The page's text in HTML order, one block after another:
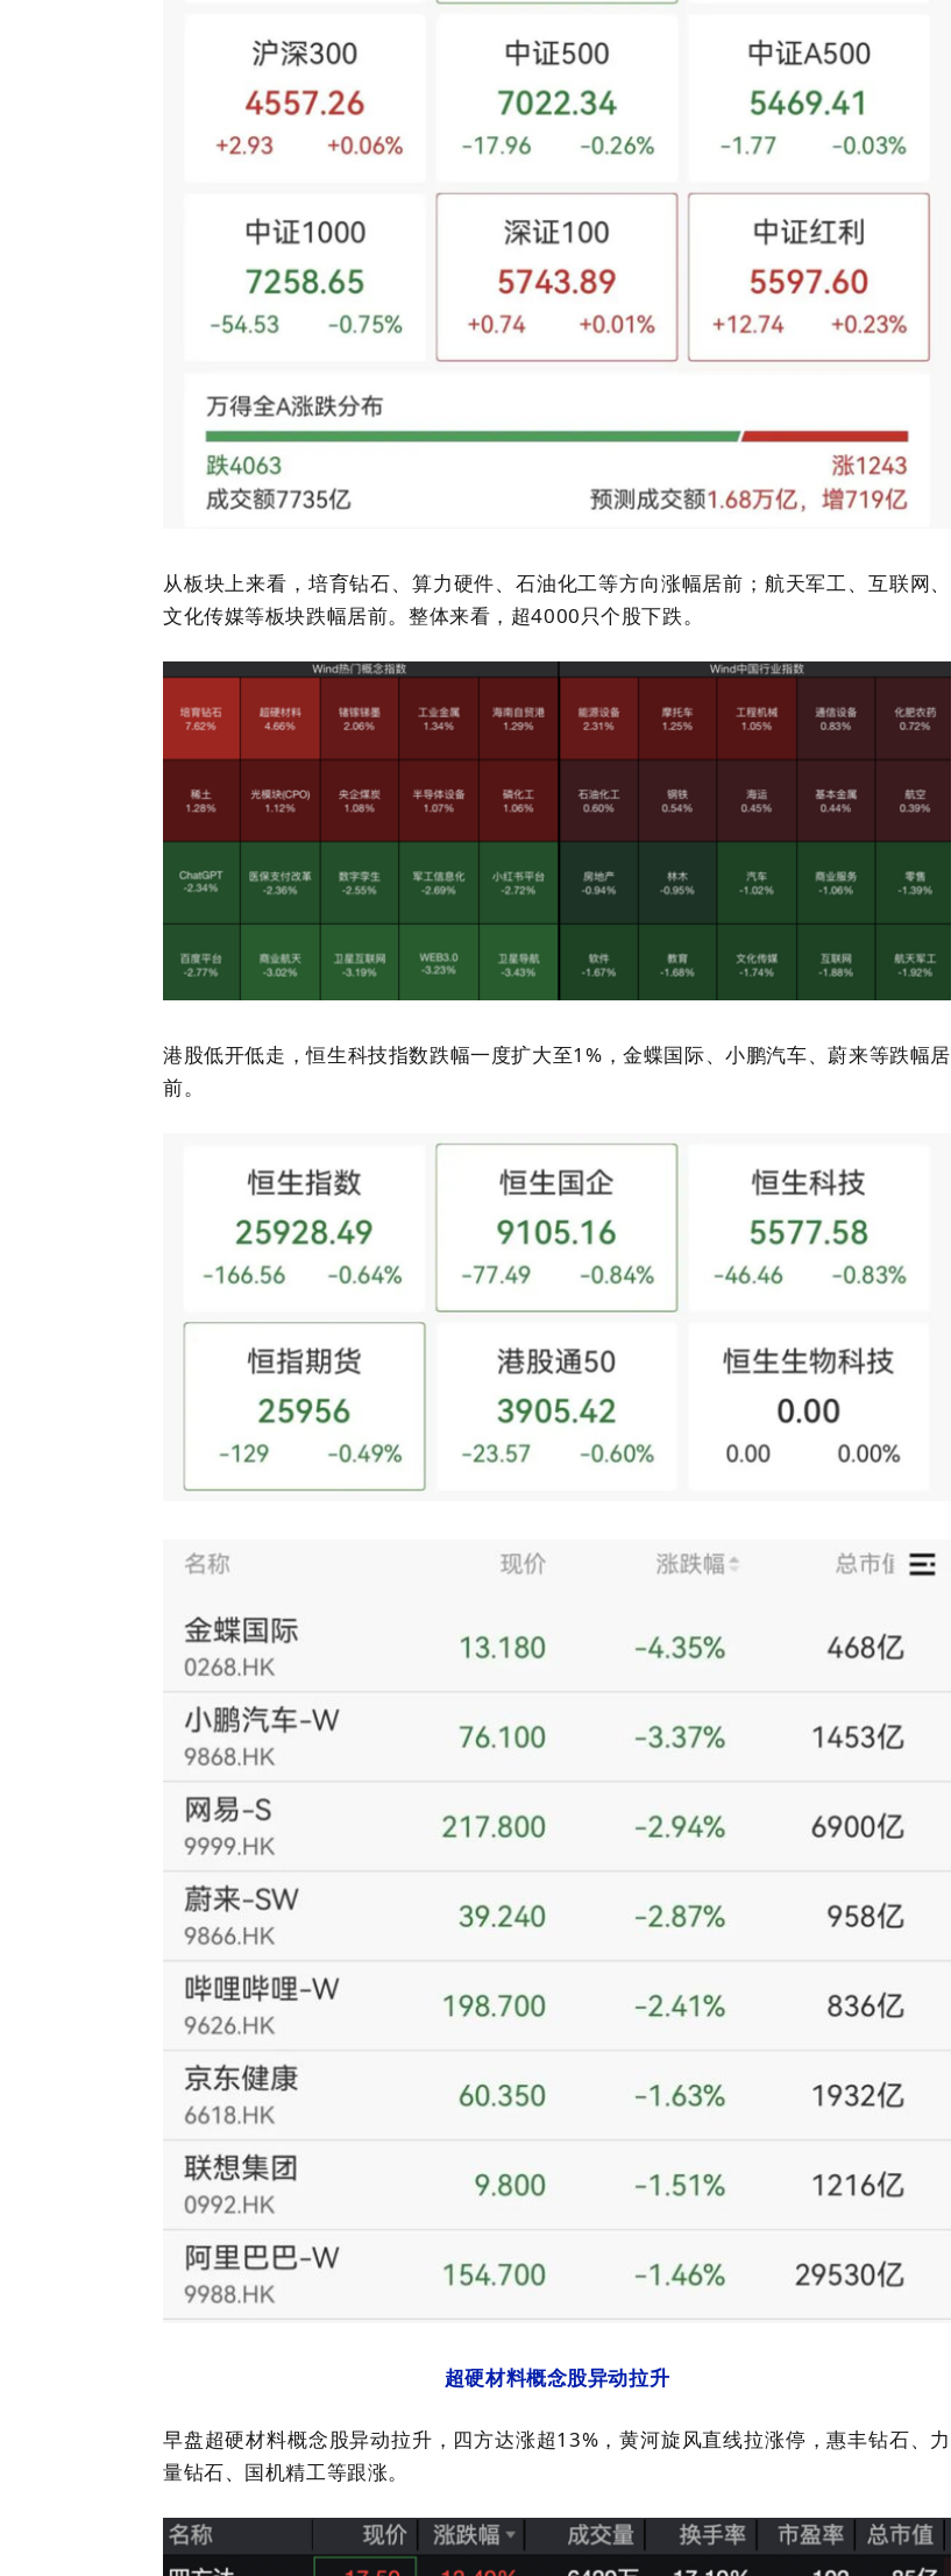
从板块上来看，培育钻石、算力硬件、石油化工等方向涨幅居前；航天军工、互联网、
文化传媒等板块跌幅居前。整体来看，超4000只个股下跌。
港股低开低走，恒生科技指数跌幅一度扩大至1%，金蝶国际、小鹏汽车、蔚来等跌幅居
前。
超硬材料概念股异动拉升
早盘超硬材料概念股异动拉升，四方达涨超13%，黄河旋风直线拉涨停，惠丰钻石、力
量钻石、国机精工等跟涨。